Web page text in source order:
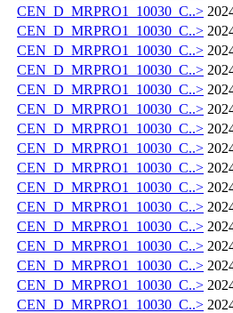
CEN_D_MRPRO1_10030_C..>
CEN_D_MRPRO1_10030_C..>
CEN_D_MRPRO1_10030_C..>
CEN_D_MRPRO1_10030_C..>
CEN_D_MRPRO1_10030_C..>
CEN_D_MRPRO1_10030_C..>
CEN_D_MRPRO1_10030_C..>
CEN_D_MRPRO1_10030_C..>
CEN_D_MRPRO1_10030_C..>
CEN_D_MRPRO1_10030_C..>
CEN_D_MRPRO1_10030_C..>
CEN_D_MRPRO1_10030_C..>
CEN_D_MRPRO1_10030_C..>
CEN_D_MRPRO1_10030_C..>
CEN_D_MRPRO1_10030_C..>
CEN_D_MRPRO1_10030_C..>